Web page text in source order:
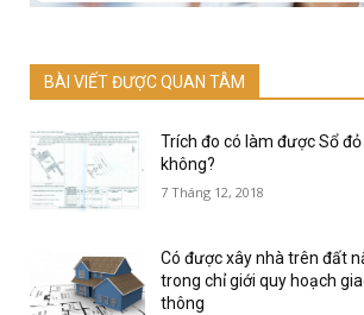
BÀI VIẾT ĐƯỢC QUAN TÂM
Trích đo có làm được Sổ đỏ
không?
7 Tháng 12, 2018
Có được xây nhà trên đất
trong chỉ giới quy hoạch
thông